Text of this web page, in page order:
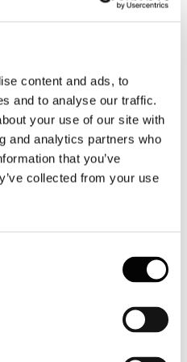
content and ads, to
and to analyse our traffic.
your use of our site with
and analytics partners who
that you’ve
collected from your use
delle Foreste
Europeo
è in costante crescita: dal 1950
dimensione pari a 1500 campi da
edizione della Conferenza
afferma Massimo Medugno
a Lucca, la cui provincia
europeo. Per una Europa più
provenienti da tutta l’Unione